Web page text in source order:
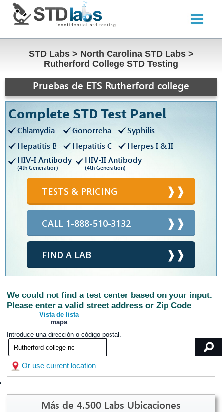
STD Labs > North Carolina STD Labs >
Rutherford College STD Testing
Pruebas de ETS Rutherford college
Complete STD Test Panel
Chlamydia Gonorreha
Syphilis
Hepatitis B
Hepatitis C
Herpes I & II
HIV-I Antibody
(4th Generation)
HIV-II Antibody
(4th Generation)
TESTS & PRICING
CALL 1-888-510-3132
FIND A LAB
We could not find a test center based on your input.
Please enter a valid street address or Zip Code
Vista de lista
mapa
Introduce una dirección o código postal.
Or use current location
Más de 4.500 Labs Ubicaciones